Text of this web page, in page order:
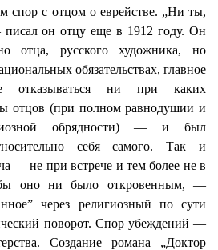
спор с отцом о еврействе. „Ни ты,
он отцу еще в 1912 году. Он
отца, русского художника, но
обязательствах, главное
ни при каких
отцов (при полном равнодушии и
обрядности) — и был
себя самого. Так и
— не при встрече и тем более не в
оно ни было откровенным, —
через религиозный по сути
поворот. Спор убеждений —
Создание романа „Доктор